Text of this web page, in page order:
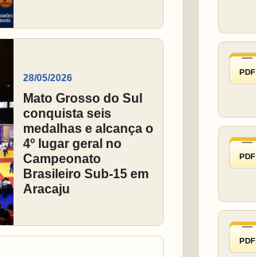
28/05/2026
Mato Grosso do Sul
conquista seis
medalhas e alcança o
4º lugar geral no
Campeonato
Brasileiro Sub-15 em
Aracaju
PDF
PDF
PDF